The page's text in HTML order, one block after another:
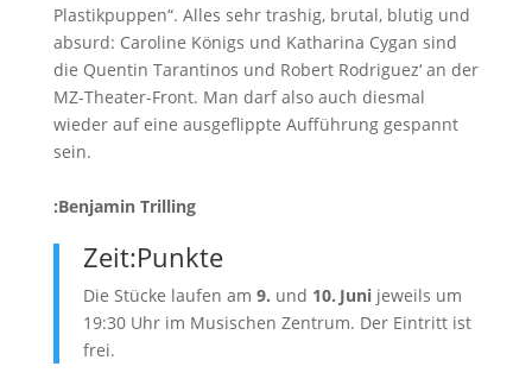
Plastikpuppen“. Alles sehr trashig, brutal, blutig und
absurd: Caroline Königs und Katharina Cygan sind
die Quentin Tarantinos und Robert Rodriguez‘ an der
MZ-Theater-Front. Man darf also auch diesmal
wieder auf eine ausgeflippte Aufführung gespannt
sein.
:Benjamin Trilling
Zeit:Punkte
Die Stücke laufen am 9. und 10. Juni jeweils um
19:30 Uhr im Musischen Zentrum. Der Eintritt ist
frei.